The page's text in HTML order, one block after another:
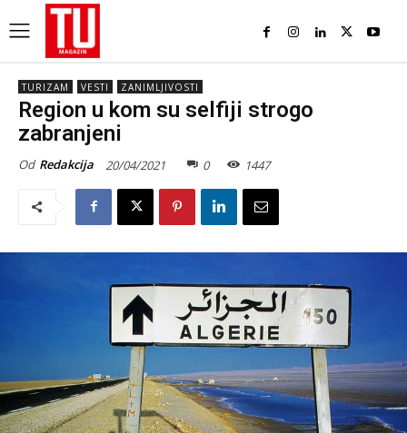
TURIZAM VESTI ZANIMLJIVOSTI
Region u kom su selfiji strogo
zabranjeni
Od Redakcija 20/04/2021 0 1447